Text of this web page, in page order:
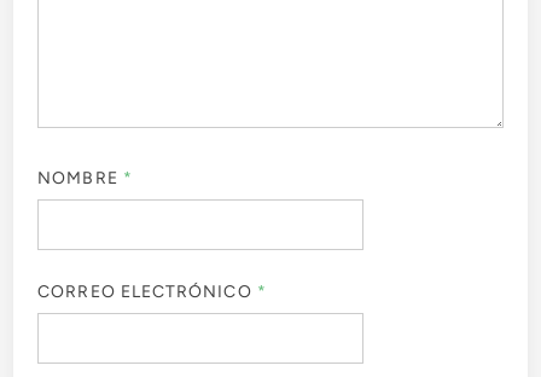
NOMBRE *
CORREO ELECTRÓNICO *